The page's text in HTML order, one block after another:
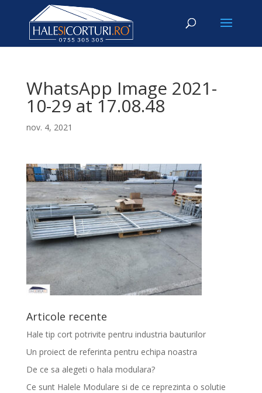
WhatsApp Image 2021-
10-29 at 17.08.48
nov. 4, 2021
Articole recente
Hale tip cort potrivite pentru industria bauturilor
Un proiect de referinta pentru echipa noastra
De ce sa alegeti o hala modulara?
Ce sunt Halele Modulare si de ce reprezinta o solutie